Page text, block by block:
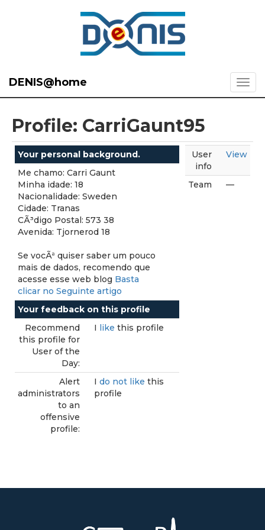
DENIS@home
Profile: CarriGaunt95
Your personal background.
Me chamo: Carri Gaunt
Minha idade: 18
Nacionalidade: Sweden
Cidade: Tranas
CÃ³digo Postal: 573 38
Avenida: Tjornerod 18
Se vocÃª quiser saber um pouco
mais de dados, recomendo que
acesse esse web blog Basta
clicar no Seguinte artigo
Your feedback on this profile
Recommend
this profile for
User of the
Day:
I like this profile
Alert
administrators
to an
offensive
profile:
I do not like this
profile
User
info
View
Team —